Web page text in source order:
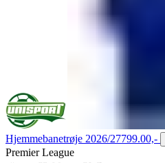
Hjemmebanetrøje 2026/27799.00,-
Premier League